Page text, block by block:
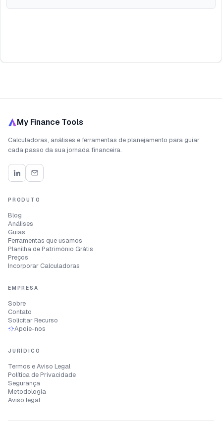
My Finance Tools
Calculadoras, análises e ferramentas de planejamento para guiar
cada passo da sua jornada financeira.
PRODUTO
Blog
Análises
Guias
Ferramentas que usamos
Planilha de Patrimônio Grátis
Preços
Incorporar Calculadoras
EMPRESA
Sobre
Contato
Solicitar Recurso
Apoie-nos
JURÍDICO
Termos e Aviso Legal
Política de Privacidade
Segurança
Metodologia
Aviso legal